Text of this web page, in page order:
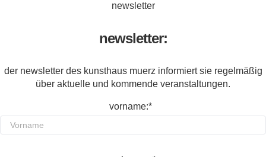
newsletter
newsletter:
der newsletter des kunsthaus muerz informiert sie regelmäßig
über aktuelle und kommende veranstaltungen.
vorname:*